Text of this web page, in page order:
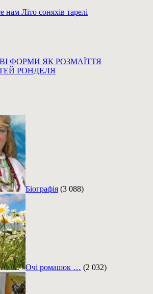
нам Літо соняхів тарелі
ФОРМИ ЯК РОЗМАЇТТЯ
РОНДЕЛЯ
Біографія (3 088)
Очі ромашок … (2 032)